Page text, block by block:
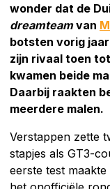
wonder dat de
dreamteamvan
botsten vorig
zijn rivaal toen
kwamen beide
Daarbij raakten
meerdere malen.
Verstappen zette
stapjes als GT3-
eerste test